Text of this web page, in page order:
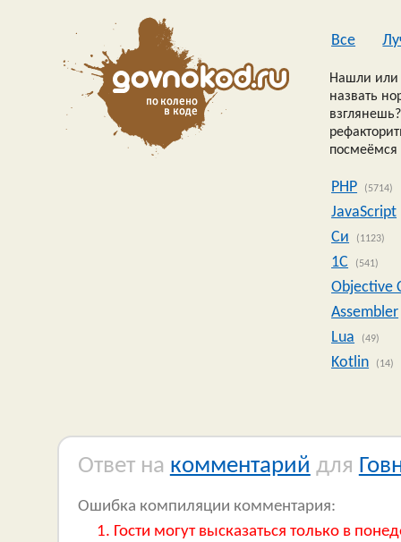
Все
Нашли или
назвать
посмеёмся
PHP (5714)
JavaScript
Си
(1123)
1C (541)
Objective
Assembler
Lua
(49)
Kotlin (14)
Ответ на комментарий для
Ошибка компиляции комментария:
Гости могут высказаться только в